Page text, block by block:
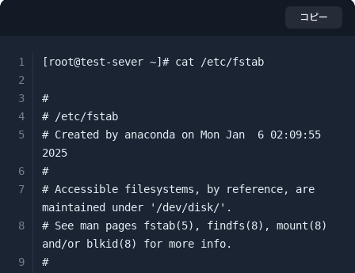
コピー
[root@test-sever ~]# cat /etc/fstab
#
# /etc/fstab
# Created by anaconda on Mon Jan  6 02:09:55
2025
#
# Accessible filesystems, by reference, are
maintained under '/dev/disk/'.
# See man pages fstab(5), findfs(8), mount(8)
and/or blkid(8) for more info.
#